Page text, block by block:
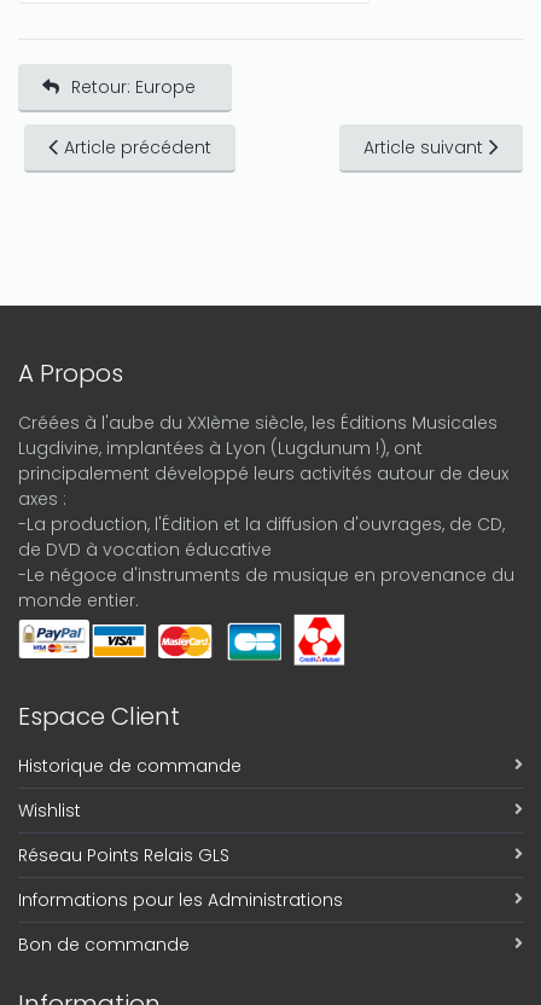
Retour: Europe
Article précédent Article suivant
A Propos
Créées à l'aube du XXIème siècle, les Éditions Musicales
Lugdivine, implantées à Lyon (Lugdunum !), ont
principalement développé leurs activités autour de deux
axes :
-La production, l'Édition et la diffusion d'ouvrages, de CD,
de DVD à vocation éducative
-Le négoce d'instruments de musique en provenance du
monde entier.
Espace Client
Historique de commande
Wishlist
Réseau Points Relais GLS
Informations pour les Administrations
Bon de commande